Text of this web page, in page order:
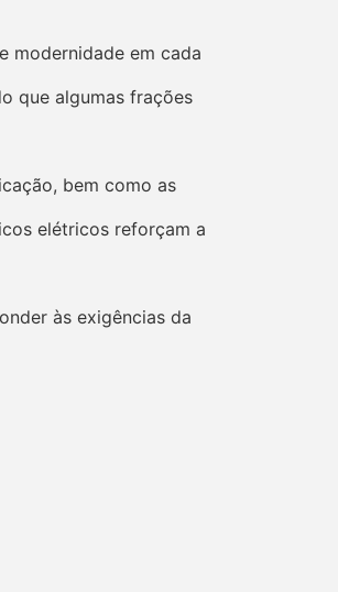
modernidade em cada
que algumas frações
bem como as
elétricos reforçam a
às exigências da